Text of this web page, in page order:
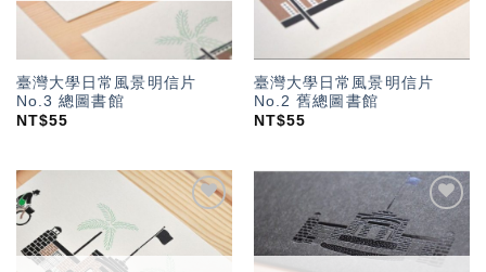
臺灣大學日常風景明信片
No.3 總圖書館
NT$55
臺灣大學日常風景明信片
No.2 舊總圖書館
NT$55
加入
「願
望輕
加入
「願
望輕